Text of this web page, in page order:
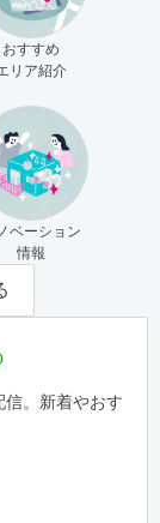
おすすめ
リア紹介
ベーション
情報
信。新着やおす